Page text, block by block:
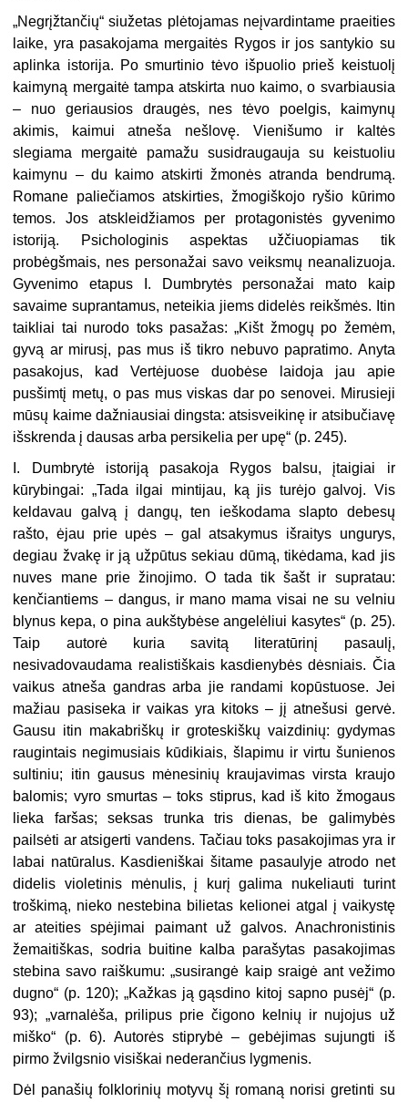
„Negrįžtančių“ siužetas plėtojamas neįvardintame praeities
laike, yra pasakojama mergaitės Rygos ir jos santykio su
aplinka istorija. Po smurtinio tėvo išpuolio prieš keistuolį
kaimyną mergaitė tampa atskirta nuo kaimo, o svarbiausia
– nuo geriausios draugės, nes tėvo poelgis, kaimynų
akimis, kaimui atneša nešlovę. Vienišumo ir kaltės
slegiama mergaitė pamažu susidraugauja su keistuoliu
kaimynu – du kaimo atskirti žmonės atranda bendrumą.
Romane paliečiamos atskirties, žmogiškojo ryšio kūrimo
temos. Jos atskleidžiamos per protagonistės gyvenimo
istoriją. Psichologinis aspektas užčiuopiamas tik
probėgšmais, nes personažai savo veiksmų neanalizuoja.
Gyvenimo etapus I. Dumbrytės personažai mato kaip
savaime suprantamus, neteikia jiems didelės reikšmės. Itin
taikliai tai nurodo toks pasažas: „Kišt žmogų po žemėm,
gyvą ar mirusį, pas mus iš tikro nebuvo papratimo. Anyta
pasakojus, kad Vertėjuose duobėse laidoja jau apie
pusšimtį metų, o pas mus viskas dar po senovei. Mirusieji
mūsų kaime dažniausiai dingsta: atsisveikinę ir atsibučiavę
išskrenda į dausas arba persikelia per upę“ (p. 245).
I. Dumbrytė istoriją pasakoja Rygos balsu, įtaigiai ir
kūrybingai: „Tada ilgai mintijau, ką jis turėjo galvoj. Vis
keldavau galvą į dangų, ten ieškodama slapto debesų
rašto, ėjau prie upės – gal atsakymus išraitys ungurys,
degiau žvakę ir ją užpūtus sekiau dūmą, tikėdama, kad jis
nuves mane prie žinojimo. O tada tik šašt ir supratau:
kenčiantiems – dangus, ir mano mama visai ne su velniu
blynus kepa, o pina aukštybėse angelėliui kasytes“ (p. 25).
Taip autorė kuria savitą literatūrinį pasaulį,
nesivadovaudama realistiškais kasdienybės dėsniais. Čia
vaikus atneša gandras arba jie randami kopūstuose. Jei
mažiau pasiseka ir vaikas yra kitoks – jį atnešusi gervė.
Gausu itin makabriškų ir groteskiškų vaizdinių: gydymas
raugintais negimusiais kūdikiais, šlapimu ir virtu šunienos
sultiniu; itin gausus mėnesinių kraujavimas virsta kraujo
balomis; vyro smurtas – toks stiprus, kad iš kito žmogaus
lieka faršas; seksas trunka tris dienas, be galimybės
pailsėti ar atsigerti vandens. Tačiau toks pasakojimas yra ir
labai natūralus. Kasdieniškai šitame pasaulyje atrodo net
didelis violetinis mėnulis, į kurį galima nukeliauti turint
troškimą, nieko nestebina bilietas kelionei atgal į vaikystę
ar ateities spėjimai paimant už galvos. Anachronistinis
žemaitiškas, sodria buitine kalba parašytas pasakojimas
stebina savo raiškumu: „susirangė kaip sraigė ant vežimo
dugno“ (p. 120); „Kažkas ją gąsdino kitoj sapno pusėj“ (p.
93); „varnalėša, prilipus prie čigono kelnių ir nujojus už
miško“ (p. 6). Autorės stiprybė – gebėjimas sujungti iš
pirmo žvilgsnio visiškai nederančius lygmenis.
Dėl panašių folklorinių motyvų šį romaną norisi gretinti su